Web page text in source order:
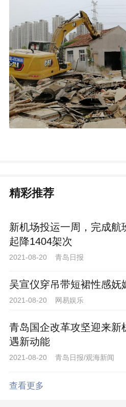
精彩推荐
新机场投运一周，完成航
起降1404架次
2021-08-20 青岛日报
吴宣仪穿吊带短裙性感妩
2021-08-20 网易娱乐
青岛国企改革攻坚迎来新
遇新动能
2021-08-20 青岛日报/观海新闻
查看更多